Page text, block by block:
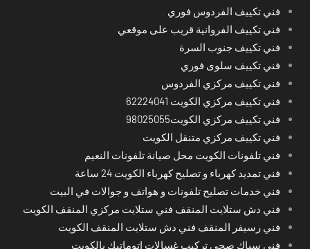
فني تكييف الفردوس فوري
فني تكييف الفروانية قريب على موقعي
فني تكييف جنوب السرة
فني تكييف سلوى فوري
فني تكييف مركزي الفردوس
فني تكييف مركزي الكويت 62224041
فني تكييف مركزي الكويت98025055
فني تكييف مركزي متنقل الكويت
فني تلفونات الكويت محل صيانة تلفونات النعيم
فني تمديد كهرباء و تصليح كهرباء الكويت 24 ساعة
فني خدمات تصليح تلفونات و هواتف و جوالات في البيت
فني دش ستلايت المنقف فني ستلايت مركزي المنقف الكويت
فني رسيفر المنقف فني دش ستلايت المنقف الكويت
فني سباك صحي تركيب غسالات اتوماتيك بالكويت